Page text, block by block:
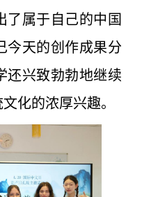
了属于自己的中国
今天的创作成果分
还兴致勃勃地继续
化的浓厚兴趣。